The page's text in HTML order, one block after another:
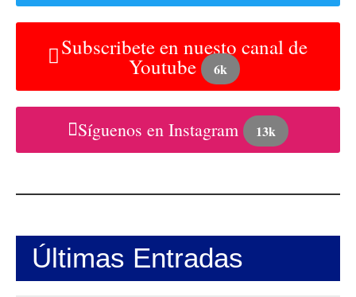
Subscribete en nuesto canal de
Youtube 6k
Síguenos en Instagram 13k
Últimas Entradas